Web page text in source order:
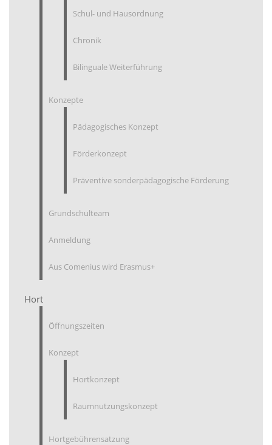
Schul- und Hausordnung
Chronik
Bilinguale Weiterführung
Konzepte
Pädagogisches Konzept
Förderkonzept
Präventive sonderpädagogische Förderung
Grundschulteam
Anmeldung
Aus Comenius wird Erasmus+
Hort
Öffnungszeiten
Konzept
Hortkonzept
Raumnutzungskonzept
Hortgebührensatzung